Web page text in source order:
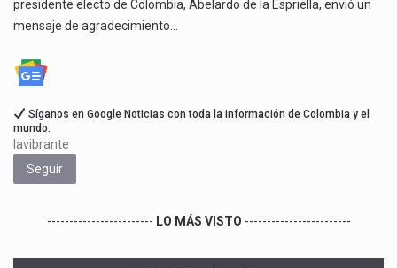
presidente electo de Colombia, Abelardo de la Espriella, envió un
mensaje de agradecimiento…
Síganos en Google Noticias con toda la información de Colombia y el
mundo.
lavibrante
Seguir
------------------------ LO MÁS VISTO ------------------------